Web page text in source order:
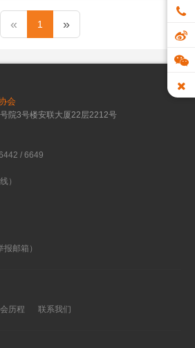
« 1 »
会
院3号楼安联大厦22层2212号
/ 6649
）
报邮箱）
历程 联系我们